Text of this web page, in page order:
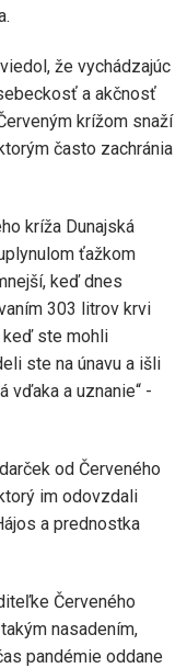
že vychádzajúc
a akčnosť
krížom snaží
často zachránia
kríža Dunajská
ťažkom
keď dnes
303 litrov krvi
keď ste mohli
ste na únavu a išli
vďaka a uznanie“ -
od Červeného
im odovzdali
a prednostka
Červeného
nasadením,
pandémie oddane